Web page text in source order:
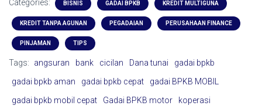
Categories: BISNIS GADAI BPKB KREDIT MULTIGUNA
KREDIT TANPA AGUNAN PEGADAIAN PERUSAHAAN FINANCE
PINJAMAN TIPS
Tags: angsuran bank cicilan Dana tunai
gadai bpkb
gadai bpkb aman
gadai bpkb cepat
gadai BPKB MOBIL
gadai bpkb mobil cepat
Gadai BPKB motor
koperasi